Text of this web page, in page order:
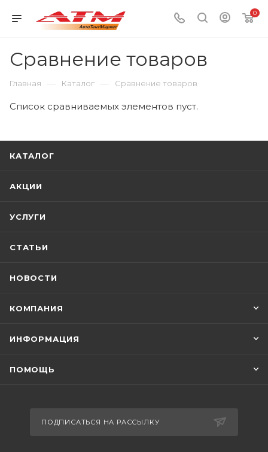
0
Сравнение товаров
Главная — Каталог — Сравнение товаров
Список сравниваемых элементов пуст.
КАТАЛОГ
АКЦИИ
УСЛУГИ
СТАТЬИ
НОВОСТИ
КОМПАНИЯ
ИНФОРМАЦИЯ
ПОМОЩЬ
ПОДПИСАТЬСЯ НА РАССЫЛКУ